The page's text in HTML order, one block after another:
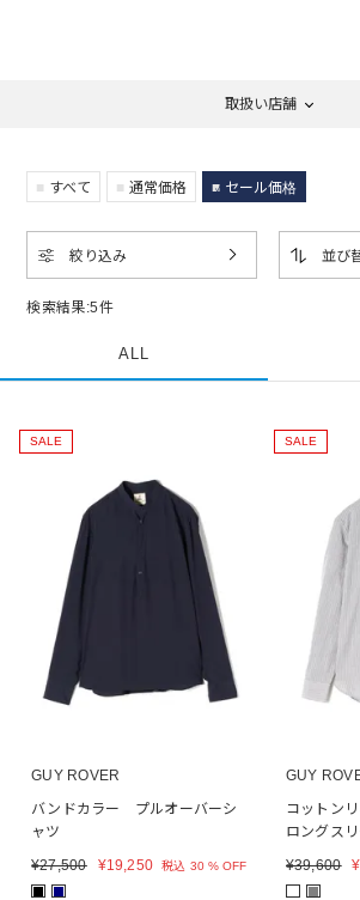
取扱い店舗
すべて 通常価格 セール価格
検索結果:5件
絞り込み 並び
ALL
SALE
GUY ROVER
バンドカラー プルオーバーシ
ャツ
¥27,500 ¥19,250 税込 30 % OFF
SALE
GUY
コットン
ロングス
¥39,600 ¥